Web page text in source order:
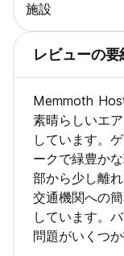
施設
レビューの要
Memmoth
素晴らしいエ
しています。
ークで緑豊か
部から少し離
交通機関への
しています。
問題がいくつ